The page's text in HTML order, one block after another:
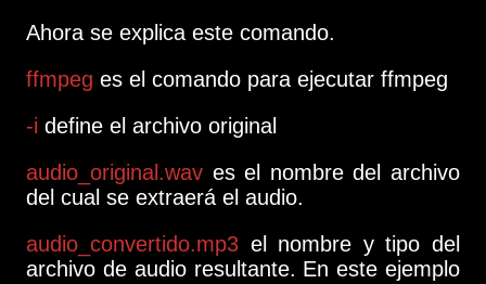
Ahora se explica este comando.
ffmpeg es el comando para ejecutar ffmpeg
-i define el archivo original
audio_original.wav es el nombre del archivo
del cual se extraerá el audio.
audio_convertido.mp3 el nombre y tipo del
archivo de audio resultante. En este ejemplo